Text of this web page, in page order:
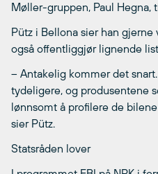
Møller-gruppen, Paul Hegna,
Pütz i Bellona sier han
også offentliggjør lignende
– Antakelig kommer det
tydeligere, og produsentene
lønnsomt å profilere de
sier Pütz.
Statsråden lover